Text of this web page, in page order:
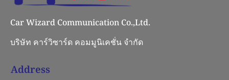
Car Wizard Communication Co.,Ltd.
บริษัท คาร์วิซาร์ด คอมมูนิเคชั่น จำกัด
Address